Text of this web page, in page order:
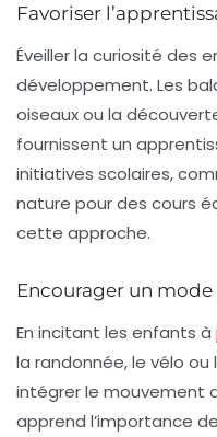
Favoriser
Éveiller la curiosité des
développement. Les
oiseaux ou la
fournissent un
initiatives scolaires,
nature pour des cours
cette approche.
Encourager un
En incitant les enfants à
la randonnée, le vélo ou
intégrer le mouvement
apprend l’importance